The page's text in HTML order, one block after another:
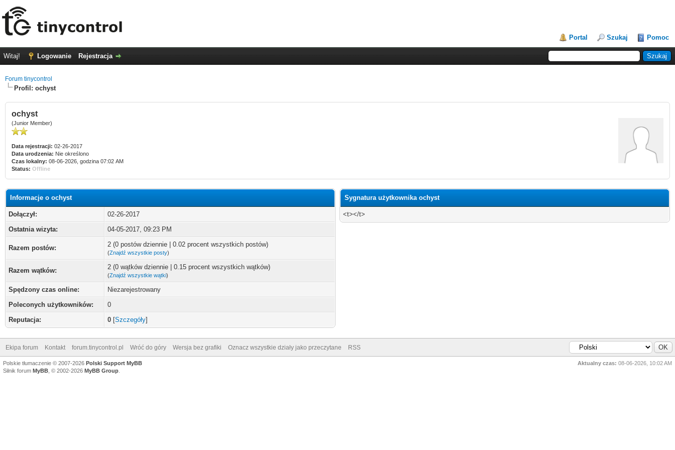
Portal Szukaj Pomoc
Witaj! Logowanie Rejestracja
Forum tinycontrol
Profil: ochyst
ochyst
(Junior Member)
Data rejestracji: 02-26-2017
Data urodzenia: Nie określono
Czas lokalny: 08-06-2026, godzina 07:02 AM
Status: Offline
Informacje o ochyst
Dołączył:
02-26-2017
Ostatnia wizyta:
04-05-2017, 09:23 PM
Razem postów: 2 (0 postów dziennie | 0.02 procent wszystkich postów)
(Znajdź wszystkie posty)
Razem wątków: 2 (0 wątków dziennie | 0.15 procent wszystkich wątków)
(Znajdź wszystkie wątki)
Spędzony czas online:
Niezarejestrowany
Poleconych użytkowników:
0
Reputacja:
0 [Szczegóły]
Sygnatura użytkownika ochyst
<t></t>
Ekipa forum Kontakt forum.tinycontrol.pl Wróć do góry Wersja bez grafiki Oznacz wszystkie działy jako przeczytane RSS
Aktualny czas: 08-06-2026, 10:02 AM
Polskie tłumaczenie © 2007-2026 Polski Support MyBB
Silnik forum MyBB , © 2002-2026 MyBB Group